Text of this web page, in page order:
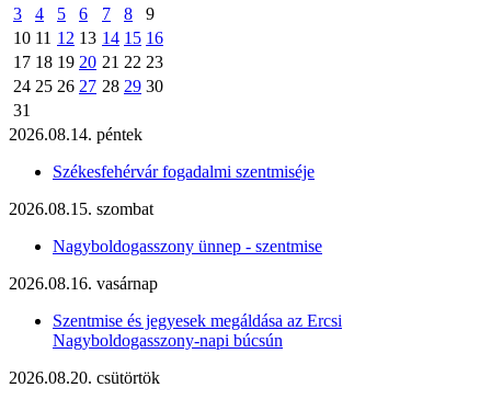
3
4 5 6 7 8
9
10 11 12 13 14 15 16
17 18 19 20 21 22 23
24 25 26 27 28 29 30
31
2026.08.14. péntek
Székesfehérvár fogadalmi szentmiséje
2026.08.15. szombat
Nagyboldogasszony ünnep - szentmise
2026.08.16. vasárnap
Szentmise és jegyesek megáldása az Ercsi
Nagyboldogasszony-napi búcsún
2026.08.20. csütörtök